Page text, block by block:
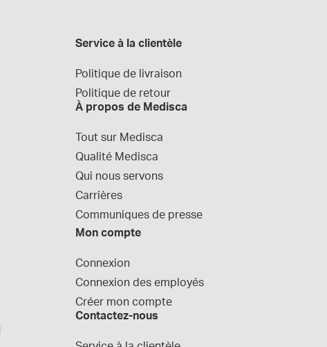
Service à la clientèle
Politique de livraison
Politique de retour
À propos de Medisca
Tout sur Medisca
Qualité Medisca
Qui nous servons
Carrières
Communiques de presse
Mon compte
Connexion
Connexion des employés
Créer mon compte
Contactez-nous